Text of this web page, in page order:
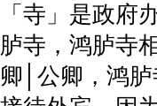
寺」是政府
寺，鸿胪寺
│公卿，鸿